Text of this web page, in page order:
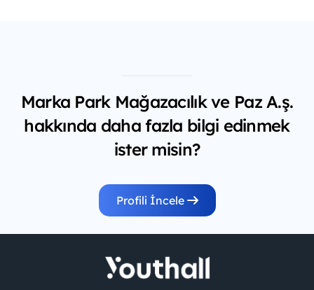
Marka Park Mağazacılık ve Paz A.ş.
hakkında daha fazla bilgi edinmek
ister misin?
Profili İncele